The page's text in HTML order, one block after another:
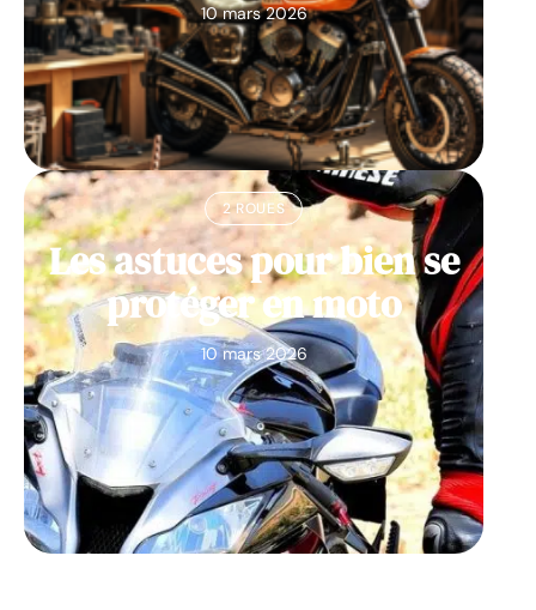
10 mars 2026
2 ROUES
Les astuces pour bien se
protéger en moto
10 mars 2026